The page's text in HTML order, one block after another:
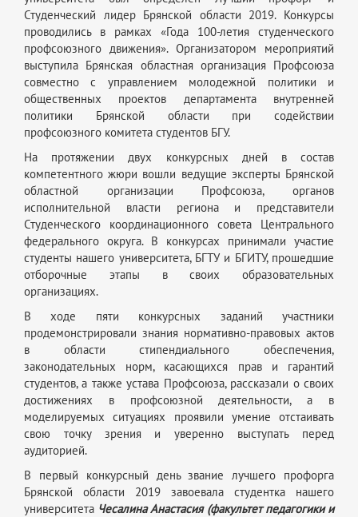
Студенческий лидер Брянской области 2019. Конкурсы
проводились в рамках «Года 100-летия студенческого
профсоюзного движения». Организатором мероприятий
выступила Брянская областная организация Профсоюза
совместно с управлением молодежной политики и
общественных проектов департамента внутренней
политики Брянской области при содействии
профсоюзного комитета студентов БГУ.
На протяжении двух конкурсных дней в состав
компетентного жюри вошли ведущие эксперты Брянской
областной организации Профсоюза, органов
исполнительной власти региона и представители
Студенческого координационного совета Центрального
федерального округа. В конкурсах принимали участие
студенты нашего университета, БГТУ и БГИТУ, прошедшие
отборочные этапы в своих образовательных
организациях.
В ходе пяти конкурсных заданий участники
продемонстрировали знания нормативно-правовых актов
в области стипендиального обеспечения,
законодательных норм, касающихся прав и гарантий
студентов, а также устава Профсоюза, рассказали о своих
достижениях в профсоюзной деятельности, а в
моделируемых ситуациях проявили умение отстаивать
свою точку зрения и уверенно выступать перед
аудиторией.
В первый конкурсный день звание лучшего профорга
Брянской области 2019 завоевала студентка нашего
университета Чесалина Анастасия (факультет педагогики и